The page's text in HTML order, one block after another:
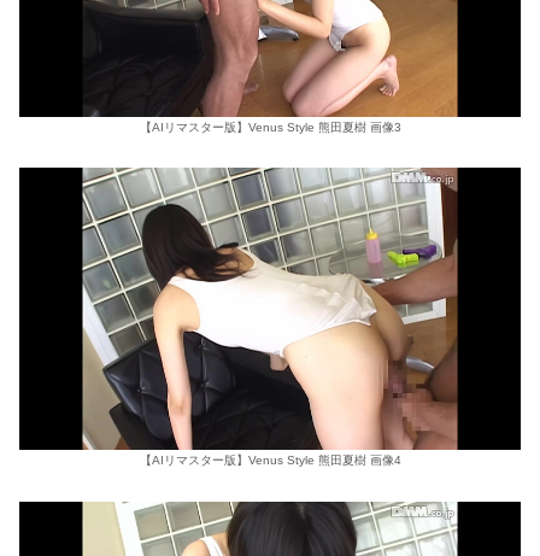
【AIリマスター版】Venus Style 熊田夏樹 画像3
【AIリマスター版】Venus Style 熊田夏樹 画像4